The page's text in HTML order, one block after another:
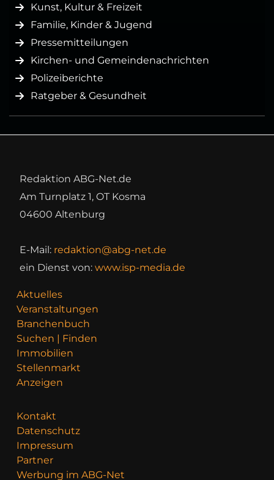
Kunst, Kultur & Freizeit
Familie, Kinder & Jugend
Pressemitteilungen
Kirchen- und Gemeindenachrichten
Polizeiberichte
Ratgeber & Gesundheit
Redaktion ABG-Net.de
Am Turnplatz 1, OT Kosma
04600 Altenburg
E-Mail: redaktion@abg-net.de
ein Dienst von: www.isp-media.de
Aktuelles
Veranstaltungen
Branchenbuch
Suchen | Finden
Immobilien
Stellenmarkt
Anzeigen
Kontakt
Datenschutz
Impressum
Partner
Werbung im ABG-Net